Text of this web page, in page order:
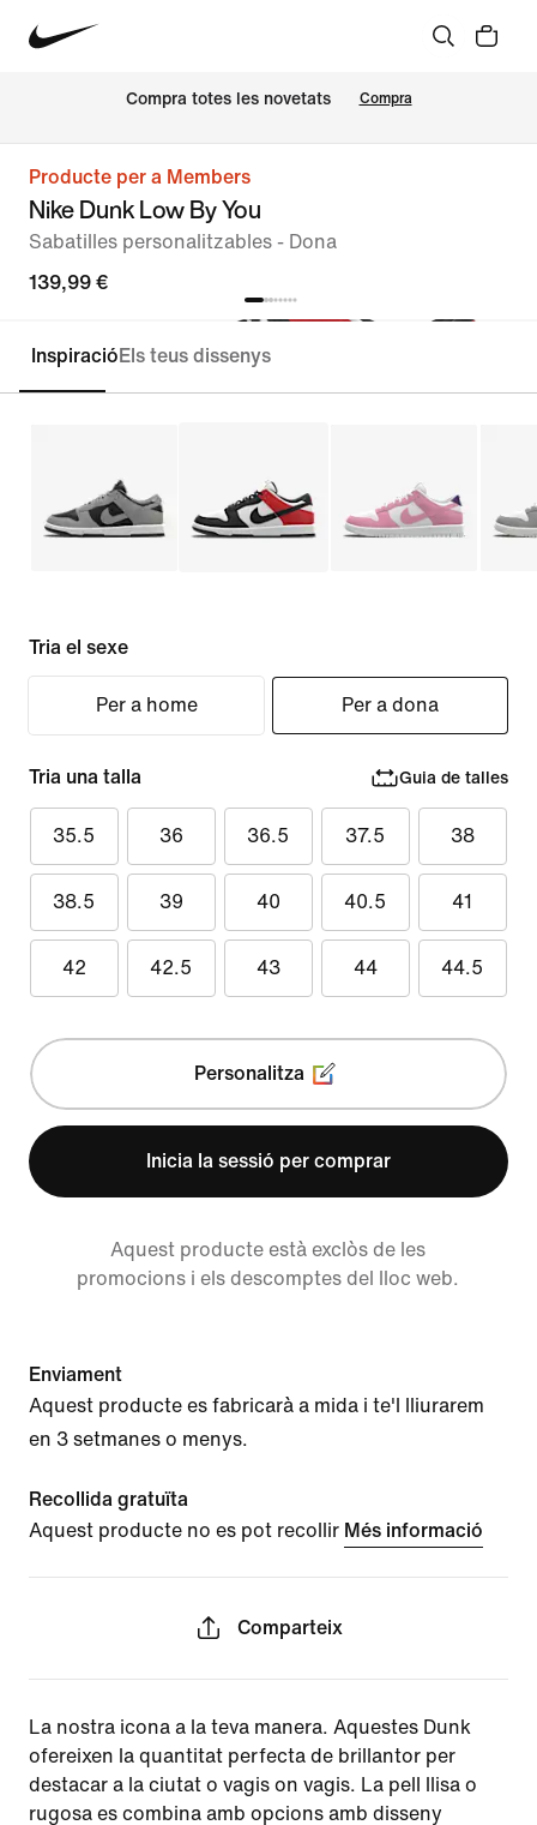
Compra totes les novetats Compra
Producte per a Members
Nike Dunk Low By You
Sabatilles personalitzables - Dona
139,99 €
Personalitza
Inspiració Els teus dissenys
Tria el sexe
Per a home Per a dona
Tria una talla Guia de talles
35.5 36 36.5 37.5 38
38.5 39 40 40.5 41
42 42.5 43 44 44.5
Personalitza
Inicia la sessió per comprar
Aquest producte està exclòs de les
promocions i els descomptes del lloc web.
Enviament
Aquest producte es fabricarà a mida i te'l lliurarem
en 3 setmanes o menys.
Recollida gratuïta
Aquest producte no es pot recollir Més informació
Comparteix
La nostra icona a la teva manera. Aquestes Dunk
ofereixen la quantitat perfecta de brillantor per
destacar a la ciutat o vagis on vagis. La pell llisa o
rugosa es combina amb opcions amb disseny